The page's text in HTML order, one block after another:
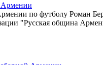
Армении
по футболу Роман
"Русская община